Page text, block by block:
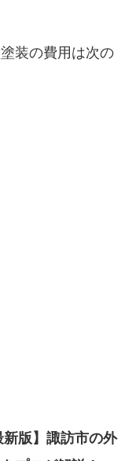
装の費用は次の
版】諏訪市の外